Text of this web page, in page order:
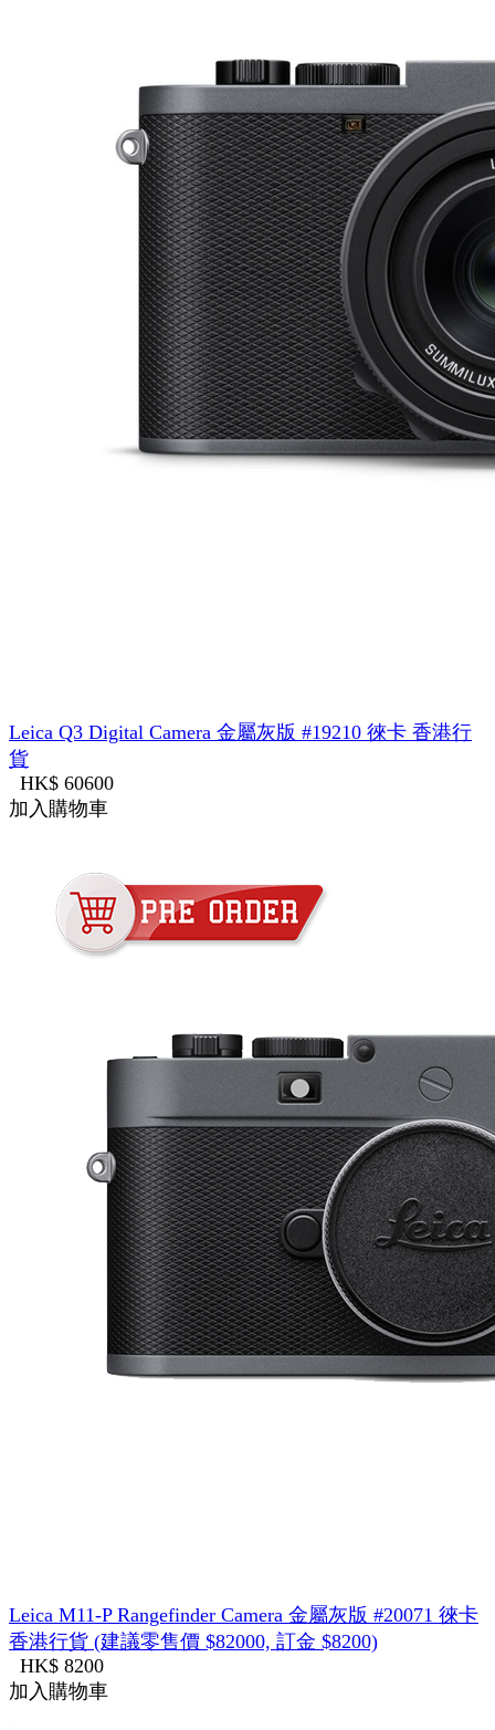
Leica Q3 Digital Camera 金屬灰版 #19210 徠卡 香港行
貨
HK$ 60600
加入購物車
Leica M11-P Rangefinder Camera 金屬灰版 #20071 徠卡
香港行貨 (建議零售價 $82000, 訂金 $8200)
HK$ 8200
加入購物車